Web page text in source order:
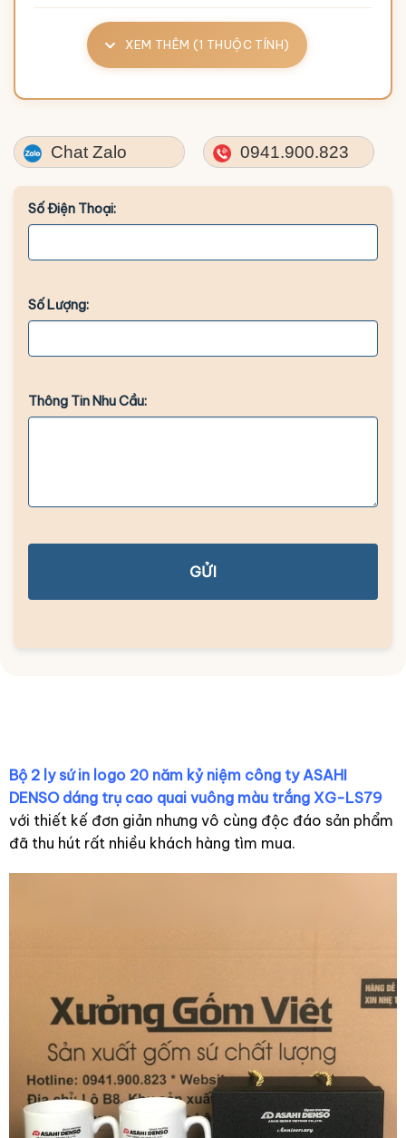
XEM THÊM (1 THUỘC TÍNH)
Chat Zalo 0941.900.823
Số Điện Thoại:
Số Lượng:
Thông Tin Nhu Cầu:
GỬI
Bộ 2 ly sứ in logo 20 năm kỷ niệm công ty ASAHI
DENSO dáng trụ cao quai vuông màu trắng XG-LS79
với thiết kế đơn giản nhưng vô cùng độc đáo sản phẩm
đã thu hút rất nhiều khách hàng tìm mua.